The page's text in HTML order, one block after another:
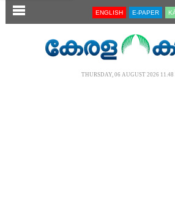
SECTIONS ENGLISH E-PAPER
THURSDAY, 06 AUGUST 2026 11.48